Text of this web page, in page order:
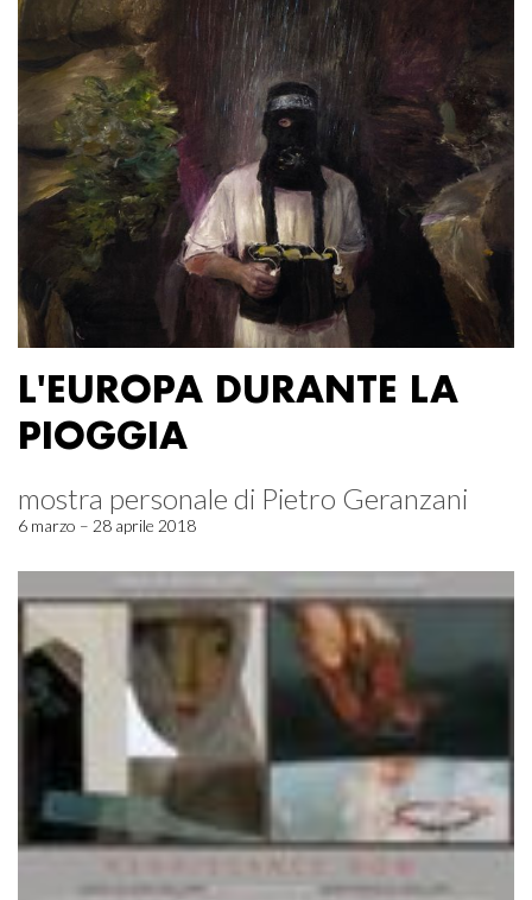
L'EUROPA DURANTE LA
PIOGGIA
mostra personale di Pietro Geranzani
6 marzo – 28 aprile 2018